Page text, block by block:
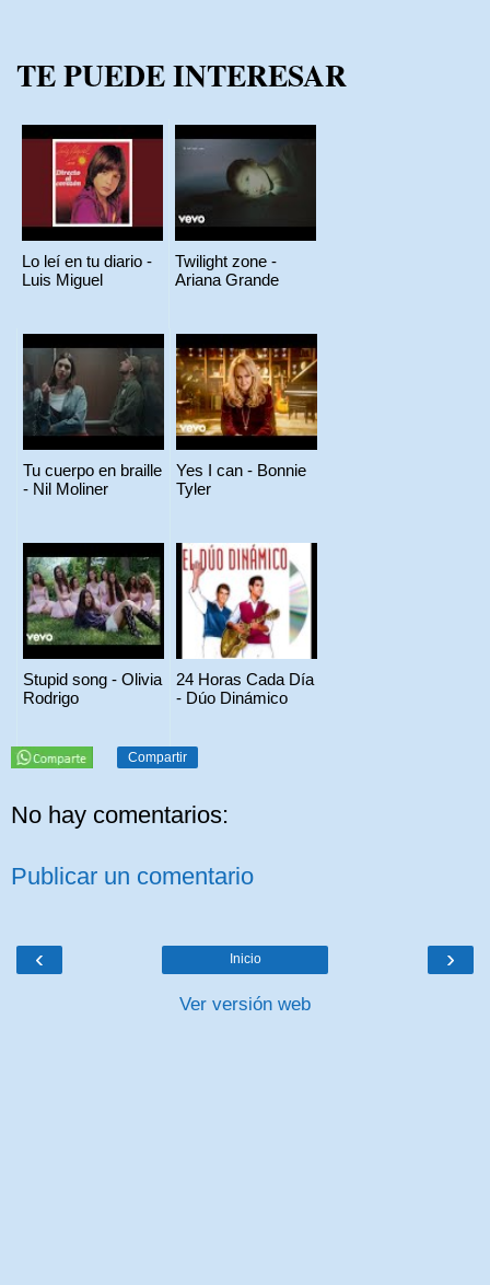
TE PUEDE INTERESAR
Lo leí en tu diario -
Luis Miguel
Twilight zone -
Ariana Grande
Tu cuerpo en braille
- Nil Moliner
Yes I can - Bonnie
Tyler
Stupid song - Olivia
Rodrigo
24 Horas Cada Día
- Dúo Dinámico
Compartir
No hay comentarios:
Publicar un comentario
‹ ›
Inicio
Ver versión web